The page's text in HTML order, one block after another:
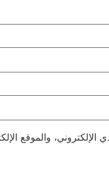
والموقع